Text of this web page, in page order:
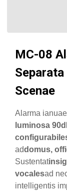
MC-08
Scenae
Alarma
luminosa
addomus,
Sustentat
vocalesad
intelligentis